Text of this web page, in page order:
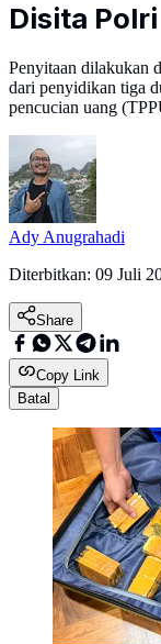
Disita Polri
Penyitaan dilakukan
dari penyidikan tiga
pencucian uang
Ady Anugrahadi
Diterbitkan: 09 Juli
Share
Copy Link
Batal